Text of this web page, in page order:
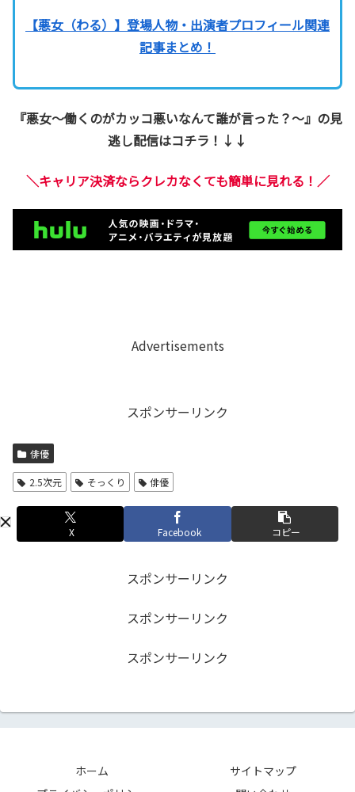
【悪女（わる）】登場人物・出演者プロフィール関連
記事まとめ！
『悪女〜働くのがカッコ悪いなんて誰が言った？〜』の見
逃し配信はコチラ！↓↓
＼キャリア決済ならクレカなくても簡単に見れる！／
Advertisements
スポンサーリンク
俳優
2.5次元 そっくり 俳優
X Facebook コピー
スポンサーリンク
スポンサーリンク
スポンサーリンク
ホーム
サイトマップ